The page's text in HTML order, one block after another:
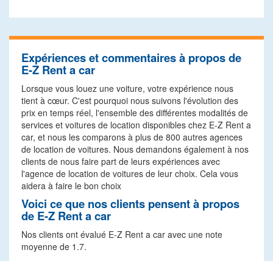
Expériences et commentaires à propos de
E-Z Rent a car
Lorsque vous louez une voiture, votre expérience nous
tient à cœur. C'est pourquoi nous suivons l'évolution des
prix en temps réel, l'ensemble des différentes modalités de
services et voitures de location disponibles chez E-Z Rent a
car, et nous les comparons à plus de 800 autres agences
de location de voitures. Nous demandons également à nos
clients de nous faire part de leurs expériences avec
l'agence de location de voitures de leur choix. Cela vous
aidera à faire le bon choix
Voici ce que nos clients pensent à propos
de E-Z Rent a car
Nos clients ont évalué E-Z Rent a car avec une note
moyenne de 1.7.